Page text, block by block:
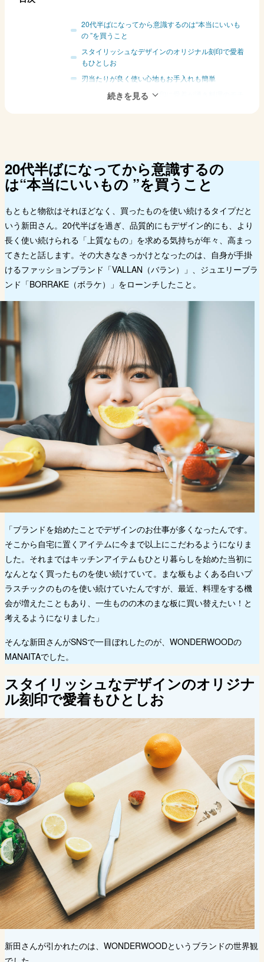
20代半ばになってから意識するのは“本当にいいも
の ”を買うこと
スタイリッシュなデザインのオリジナル刻印で愛着
もひとしお
刃当たりが良く使い心地もお手入れも簡単
オリジナル刻印に愛着が湧き料理のモチ
Q. 初めてのお給料で買ったものは？
Q. 買って後悔したものはある？
Q. 自分がお店をするなら、どんな店を
やりたい？
20代半ばになってから意識するの
は“本当にいいもの ”を買うこと
もともと物欲はそれほどなく、買ったものを使い続けるタイプだと
いう新田さん。20代半ばを過ぎ、品質的にもデザイン的にも、より
長く使い続けられる「上質なもの」を求める気持ちが年々、高まっ
てきたと話します。その大きなきっかけとなったのは、自身が手掛
けるファッションブランド「VALLAN（バラン）」、ジュエリーブラ
ンド「BORRAKE（ボラケ）」をローンチしたこと。
「ブランドを始めたことでデザインのお仕事が多くなったんです。
そこから自宅に置くアイテムに今まで以上にこだわるようになりま
した。それまではキッチンアイテムもひとり暮らしを始めた当初に
なんとなく買ったものを使い続けていて。まな板もよくある白いプ
ラスチックのものを使い続けていたんですが、最近、料理をする機
会が増えたこともあり、一生ものの木のまな板に買い替えたい！と
考えるようになりました」
そんな新田さんがSNSで一目ぼれしたのが、WONDERWOODの
MANAITAでした。
スタイリッシュなデザインのオリジナ
ル刻印で愛着もひとしお
新田さんが引かれたのは、WONDERWOODというブランドの世界観